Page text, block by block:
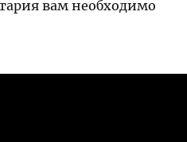
вам необходимо